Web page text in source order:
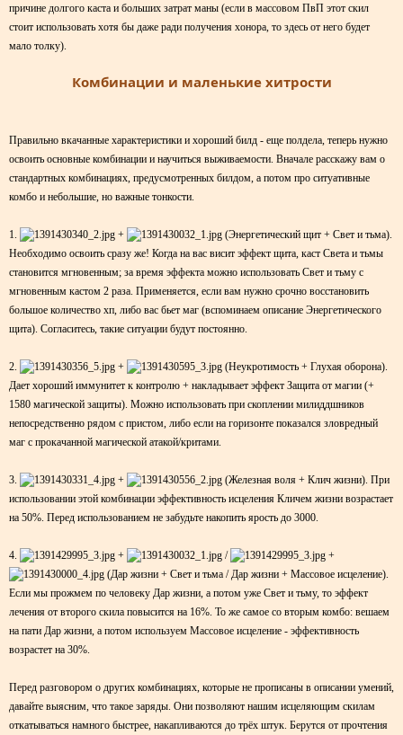
причине долгого каста и больших затрат маны (если в массовом ПвП этот скил
стоит использовать хотя бы даже ради получения хонора, то здесь от него будет
мало толку).
Комбинации и маленькие хитрости
Правильно вкачанные характеристики и хороший билд - еще полдела, теперь нужно
освоить основные комбинации и научиться выживаемости. Вначале расскажу вам о
стандартных комбинациях, предусмотренных билдом, а потом про ситуативные
комбо и небольшие, но важные тонкости.
1. +
(Энергетический щит + Свет и тьма).
Необходимо освоить сразу же! Когда на вас висит эффект щита, каст Света и тьмы
становится мгновенным; за время эффекта можно использовать Свет и тьму с
мгновенным кастом 2 раза. Применяется, если вам нужно срочно восстановить
большое количество хп, либо вас бьет маг (вспоминаем описание Энергетического
щита). Согласитесь, такие ситуации будут постоянно.
2. +
(Неукротимость + Глухая оборона).
Дает хороший иммунитет к контролю + накладывает эффект Защита от магии (+
1580 магической защиты). Можно использовать при скоплении милиддшников
непосредственно рядом с пристом, либо если на горизонте показался зловредный
маг с прокачанной магической атакой/критами.
3. +
(Железная воля + Клич жизни). При
использовании этой комбинации эффективность исцеления Кличем жизни возрастает
на 50%. Перед использованием не забудьте накопить ярость до 3000.
4. + /
+
(Дар жизни + Свет и тьма / Дар жизни + Массовое исцеление).
Если мы прожмем по человеку Дар жизни, а потом уже Свет и тьму, то эффект
лечения от второго скила повысится на 16%. То же самое со вторым комбо: вешаем
на пати Дар жизни, а потом используем Массовое исцеление - эффективность
возрастет на 30%.
Перед разговором о других комбинациях, которые не прописаны в описании умений,
давайте выясним, что такое заряды. Они позволяют нашим исцеляющим скилам
откатываться намного быстрее, накапливаются до трёх штук. Берутся от прочтения